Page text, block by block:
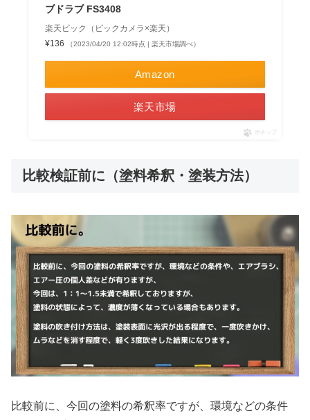
ブドラブ FS3408
楽天ビック（ビックカメラ×楽天）
¥136
（2023/04/20 12:02時点 | 楽天市場調べ）
Amazon
楽天市場
ポチップ
比較検証前に（塗料希釈・塗装方法）
比較前に、今回の塗料の希釈率ですが、環境などの条件